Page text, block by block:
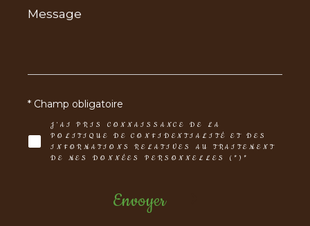
Message
*
J'AI PRIS CONNAISSANCE DE LA
POLITIQUE DE CONFIDENTIALITÉ ET DES
INFORMATIONS RELATIVES AU TRAITEMENT
DE MES DONNÉES PERSONNELLES (*)*
* Champ obligatoire
Envoyer